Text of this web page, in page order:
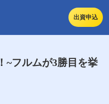
出資申込
~フルムが3勝目を挙